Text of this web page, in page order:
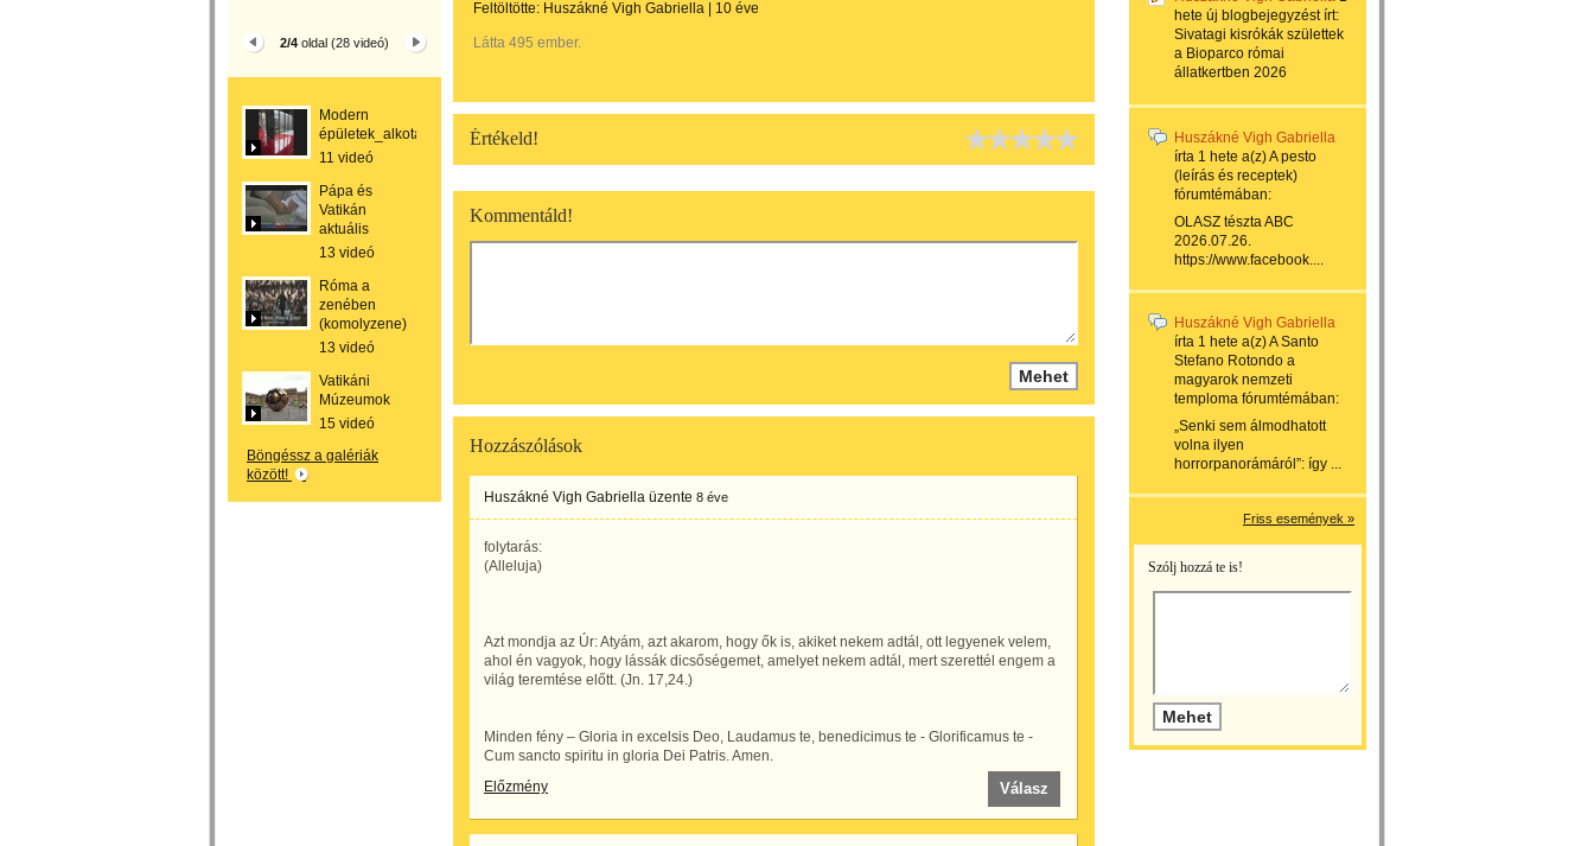
2/4 oldal (28 videó)
Modern
épületek_alkotások
11 videó
Pápa és
Vatikán
aktuális
13 videó
Róma a
zenében
(komolyzene)
13 videó
Vatikáni
Múzeumok
15 videó
Böngéssz a galériák
között!
Feltöltötte: Huszákné Vigh Gabriella 10 éve
Látta 495 ember.
Értékeld!
Kommentáld!
Hozzászólások
Huszákné Vigh Gabriella üzente 8 éve
folytarás:
(Alleluja)
Azt mondja az Úr: Atyám, azt akarom, hogy ők is, akiket nekem adtál, ott legyenek velem,
ahol én vagyok, hogy lássák dicsőségemet, amelyet nekem adtál, mert szerettél engem a
világ teremtése előtt. (Jn. 17,24.)
Minden fény – Gloria in excelsis Deo, Laudamus te, benedicimus te - Glorificamus te -
Cum sancto spiritu in gloria Dei Patris. Amen.
Előzmény
Válasz
hete új blogbejegyzést írt:
Sivatagi kisrókák születtek
a Bioparco római
állatkertben 2026
Huszákné Vigh Gabriella
írta 1 hete a(z)A pesto
(leírás és receptek)
fórumtémában:
OLASZ tészta ABC
2026.07.26.
https://www.facebook....
Huszákné Vigh Gabriella
írta 1 hete a(z)A Santo
Stefano Rotondo a
magyarok nemzeti
temploma fórumtémában:
„Senki sem álmodhatott
volna ilyen
horrorpanorámáról”: így ...
Friss események »
Szólj hozzá te is!